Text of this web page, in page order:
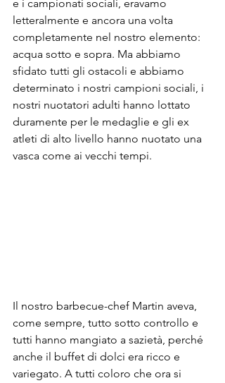
e i campionati sociali, eravamo
letteralmente e ancora una volta
completamente nel nostro elemento:
acqua sotto e sopra. Ma abbiamo
sfidato tutti gli ostacoli e abbiamo
determinato i nostri campioni sociali, i
nostri nuotatori adulti hanno lottato
duramente per le medaglie e gli ex
atleti di alto livello hanno nuotato una
vasca come ai vecchi tempi.
Il nostro barbecue-chef Martin aveva,
come sempre, tutto sotto controllo e
tutti hanno mangiato a sazietà, perché
anche il buffet di dolci era ricco e
variegato. A tutti coloro che ora si